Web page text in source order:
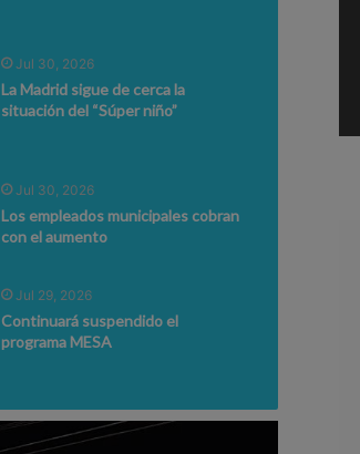
Jul 30, 2026
La Madrid sigue de cerca la
situación del “Súper niño”
Jul 30, 2026
Los empleados municipales cobran
con el aumento
Jul 29, 2026
Continuará suspendido el
programa MESA